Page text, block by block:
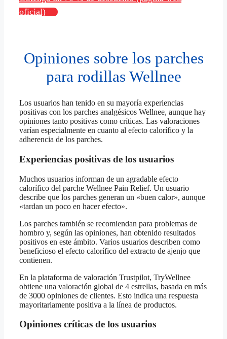
oficial)
Opiniones sobre los parches
para rodillas Wellnee
Los usuarios han tenido en su mayoría experiencias
positivas con los parches analgésicos Wellnee, aunque hay
opiniones tanto positivas como críticas. Las valoraciones
varían especialmente en cuanto al efecto calorífico y la
adherencia de los parches.
Experiencias positivas de los usuarios
Muchos usuarios informan de un agradable efecto
calorífico del parche Wellnee Pain Relief. Un usuario
describe que los parches generan un «buen calor», aunque
«tardan un poco en hacer efecto».
Los parches también se recomiendan para problemas de
hombro y, según las opiniones, han obtenido resultados
positivos en este ámbito. Varios usuarios describen como
beneficioso el efecto calorífico del extracto de ajenjo que
contienen.
En la plataforma de valoración Trustpilot, TryWellnee
obtiene una valoración global de 4 estrellas, basada en más
de 3000 opiniones de clientes. Esto indica una respuesta
mayoritariamente positiva a la línea de productos.
Opiniones críticas de los usuarios